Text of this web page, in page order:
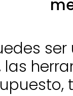
ser
las